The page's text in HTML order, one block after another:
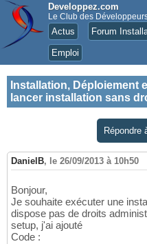
Developpez.com
Le Club des
Actus Forum
Emploi
Installation, Déploiement
lancer installation sans
Répondre
DanielB, le 26/09/2013 à 10h50
Bonjour,
Je souhaite exécuter une
dispose pas de droits
setup, j'ai ajouté
Code :